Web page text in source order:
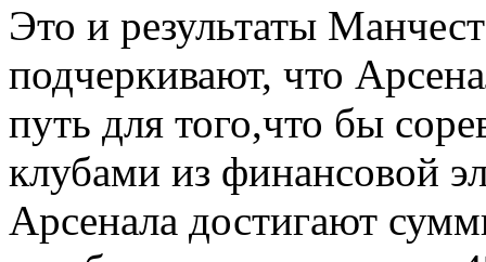
Это и результаты
подчеркивают, что
путь для того,что бы
клубами из финансовой
Арсенала достигают